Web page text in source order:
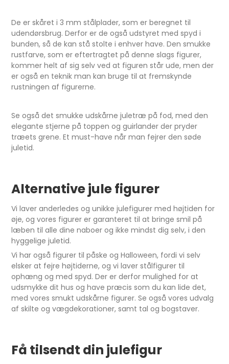
De er skåret i 3 mm stålplader, som er beregnet til
udendørsbrug. Derfor er de også udstyret med spyd i
bunden, så de kan stå stolte i enhver have. Den smukke
rustfarve, som er eftertragtet på denne slags figurer,
kommer helt af sig selv ved at figuren står ude, men der
er også en teknik man kan bruge til at fremskynde
rustningen af figurerne.
Se også det smukke udskårne juletræ på fod, med den
elegante stjerne på toppen og guirlander der pryder
træets grene. Et must-have når man fejrer den søde
juletid.
Alternative jule figurer
Vi laver anderledes og unikke julefigurer med højtiden for
øje, og vores figurer er garanteret til at bringe smil på
læben til alle dine naboer og ikke mindst dig selv, i den
hyggelige juletid.
Vi har også figurer til påske og Halloween, fordi vi selv
elsker at fejre højtiderne, og vi laver stålfigurer til
ophæng og med spyd. Der er derfor mulighed for at
udsmykke dit hus og have præcis som du kan lide det,
med vores smukt udskårne figurer. Se også vores udvalg
af skilte og vægdekorationer, samt tal og bogstaver.
Få tilsendt din julefigur